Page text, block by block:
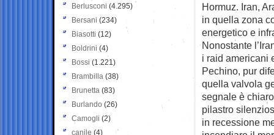
Hormuz. Iran,
in quella zona
energetico e
Nonostante
i raid americani
Pechino, pur
quella valvola
segnale è
pilastro
in recessione
Berlusconi (4.295)
Bersani (234)
Biasotti (12)
Boldrini (4)
Bossi (1.221)
Brambilla (38)
Brunetta (83)
Burlando (26)
Camogli (2)
canile (4)